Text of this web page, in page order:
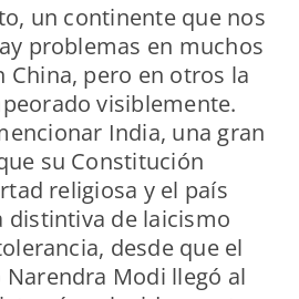
un continente que nos
problemas en muchos
China, pero en otros la
visiblemente.
India, una gran
su Constitución
religiosa y el país
distintiva de laicismo
desde que el
Modi llegó al